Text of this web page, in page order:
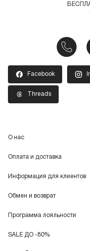
Facebook
Threads
О нас
Оплата и доставка
Информация для клиентов
Обмен и возврат
Программа лояльности
SALE ДО -80%